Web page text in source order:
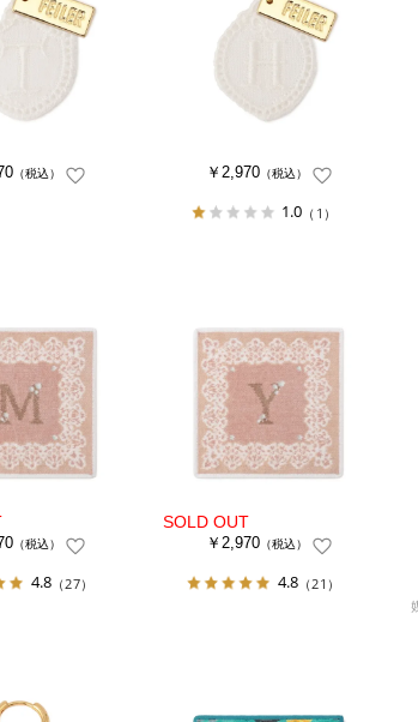
（税込） ￥2,970（税込）
1.0 （1）
（税込）
4.8 （27）
￥2,970（税込）
4.8 （21）